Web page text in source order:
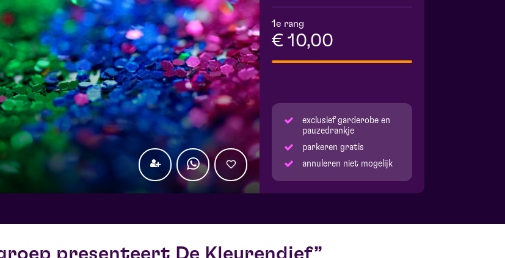
1e rang
€ 10,00
exclusief garderobe en
pauzedrankje
parkeren gratis
annuleren niet mogelijk
presenteert De Kleurendief